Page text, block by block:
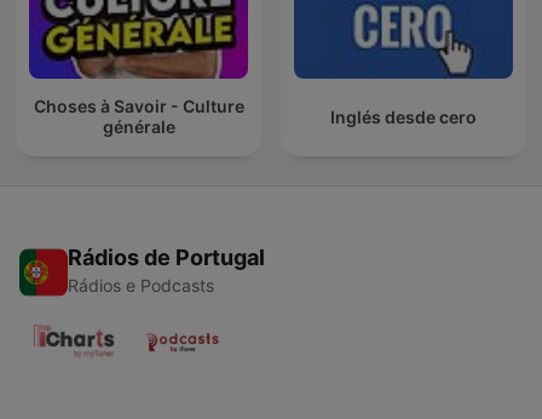
Choses à Savoir - Culture
générale
Inglés desde cero
Rádios de Portugal
Rádios e Podcasts